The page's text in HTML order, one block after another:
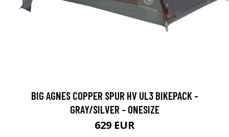
BIG AGNES COPPER SPUR HV UL3 BIKEPACK -
GRAY/SILVER - ONESIZE
629 EUR